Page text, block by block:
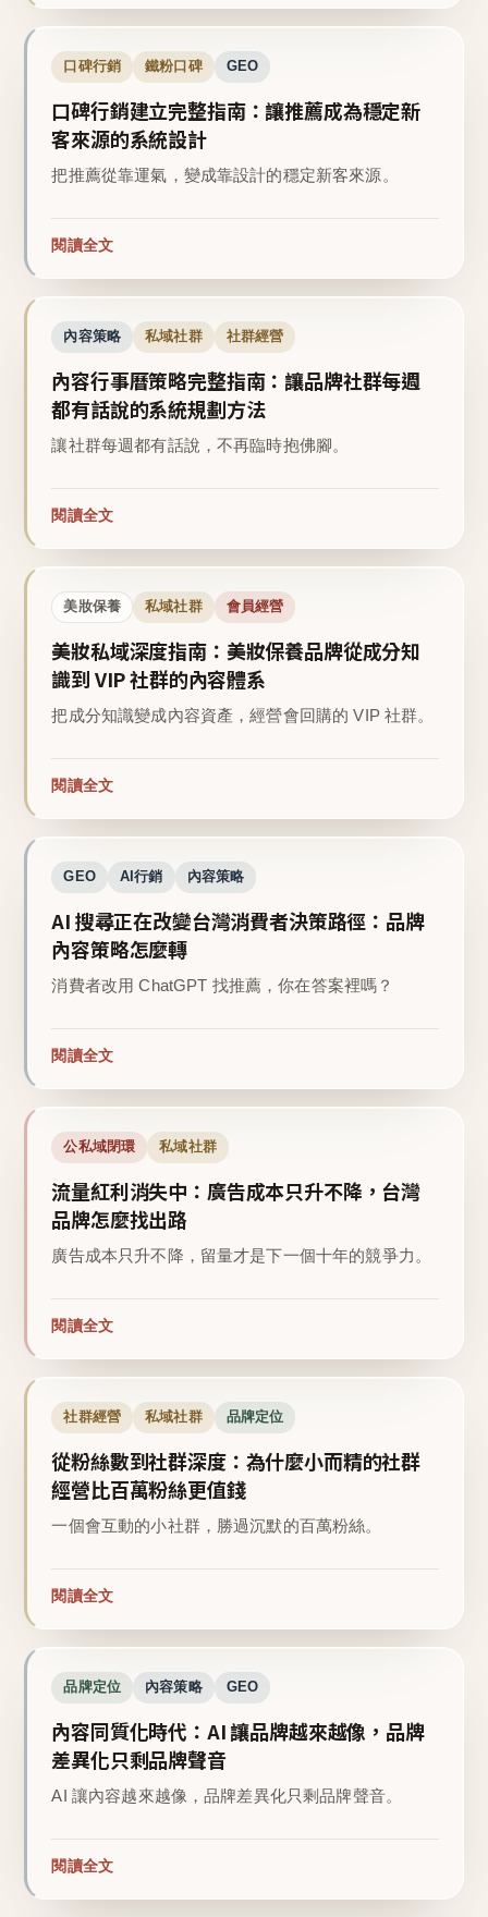
口碑行銷 鐵粉口碑 GEO
口碑行銷建立完整指南：讓推薦成為穩定新
客來源的系統設計
把推薦從靠運氣，變成靠設計的穩定新客來源。
閱讀全文
內容策略 私域社群 社群經營
內容行事曆策略完整指南：讓品牌社群每週
都有話說的系統規劃方法
讓社群每週都有話說，不再臨時抱佛腳。
閱讀全文
美妝保養 私域社群 會員經營
美妝私域深度指南：美妝保養品牌從成分知
識到 VIP 社群的內容體系
把成分知識變成內容資產，經營會回購的 VIP 社群。
閱讀全文
GEO AI行銷 內容策略
AI 搜尋正在改變台灣消費者決策路徑：品牌
內容策略怎麼轉
消費者改用 ChatGPT 找推薦，你在答案裡嗎？
閱讀全文
公私域閉環 私域社群
流量紅利消失中：廣告成本只升不降，台灣
品牌怎麼找出路
廣告成本只升不降，留量才是下一個十年的競爭力。
閱讀全文
社群經營 私域社群 品牌定位
從粉絲數到社群深度：為什麼小而精的社群
經營比百萬粉絲更值錢
一個會互動的小社群，勝過沉默的百萬粉絲。
閱讀全文
品牌定位 內容策略 GEO
內容同質化時代：AI 讓品牌越來越像，品牌
差異化只剩品牌聲音
AI 讓內容越來越像，品牌差異化只剩品牌聲音。
閱讀全文